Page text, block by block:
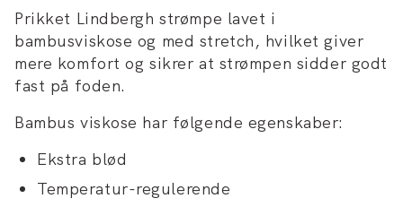
Prikket Lindbergh strømpe lavet i
bambusviskose og med stretch, hvilket giver
mere komfort og sikrer at strømpen sidder godt
fast på foden.
Bambus viskose har følgende egenskaber:
Ekstra blød
Temperatur-regulerende